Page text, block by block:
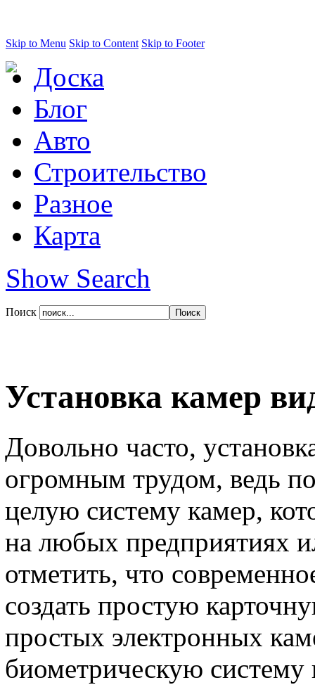
Skip to Menu Skip to Content Skip to Footer
Доска
Блог
Авто
Строительство
Разное
Карта
Show Search
Поиск
Установка камер
Довольно часто,
огромным трудом, ведь
целую систему камер,
на любых предприятиях
отметить, что
создать простую
простых электронных
биометрическую систему